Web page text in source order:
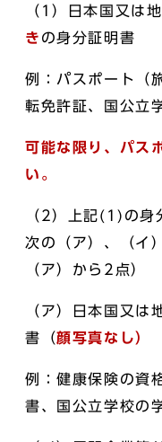
（1）日本国又は
き の身分証明書
例：パスポート（
転免許証、国公立
可能な限り、パス
い。
（2）上記(1)の身
次の（ア）、（イ
（ア）から2点）
（ア）日本国又は
書（顔写真なし）
例：健康保険の資
書、国公立学校の